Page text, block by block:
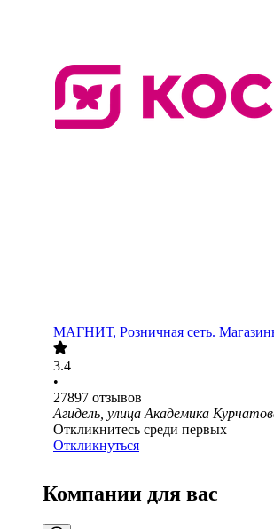
МАГНИТ, Розничная сеть.
3.4
•
27897 отзывов
Агидель, улица Академика
Откликнитесь среди первых
Откликнуться
Компании для вас